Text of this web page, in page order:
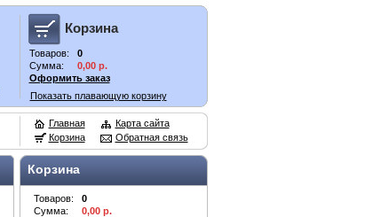
Корзина
Товаров:
0
Сумма:
0,00 р.
Оформить заказ
Показать плавающую корзину
Главная
Корзина
Карта сайта
Обратная связь
Корзина
Товаров:
0
Сумма:
0,00 р.